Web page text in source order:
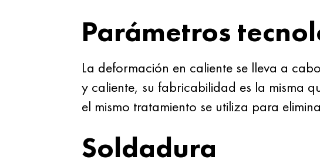
Parámetros
La deformación en caliente se lleva a
y caliente, su fabricabilidad es la misma
el mismo tratamiento se utiliza para
Soldadura